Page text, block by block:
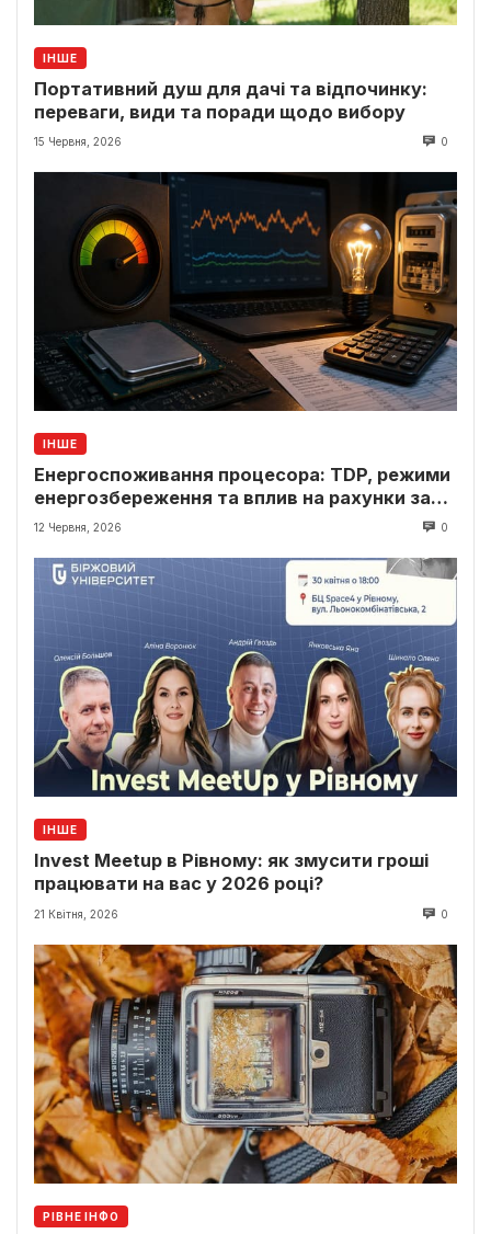
ІНШЕ
Портативний душ для дачі та відпочинку:
переваги, види та поради щодо вибору
15 Червня, 2026 0
ІНШЕ
Енергоспоживання процесора: TDP, режими
енергозбереження та вплив на рахунки за
світло
12 Червня, 2026 0
ІНШЕ
Invest Meetup в Рівному: як змусити гроші
працювати на вас у 2026 році?
21 Квітня, 2026 0
РІВНЕ ІНФО